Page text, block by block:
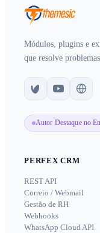
Módulos, plugins e
que resolve problemas
Autor Destaque no
PERFEX CRM
REST API
Correio / Webmail
Gestão de RH
Webhooks
WhatsApp Cloud API